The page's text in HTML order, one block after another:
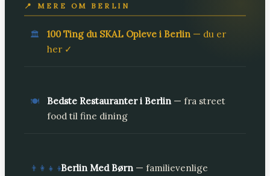
📍 MERE OM BERLIN
🏛️ 100 Ting du SKAL Opleve i Berlin — du er
her ✓
🍽️ Bedste Restauranter i Berlin — fra street
food til fine dining
👨‍👩‍👧‍👦Berlin Med Børn — familievenlige